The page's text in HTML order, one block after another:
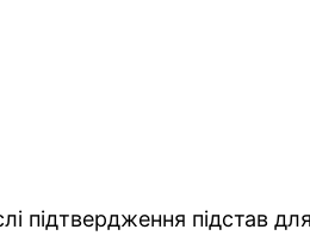
підтвердження підстав